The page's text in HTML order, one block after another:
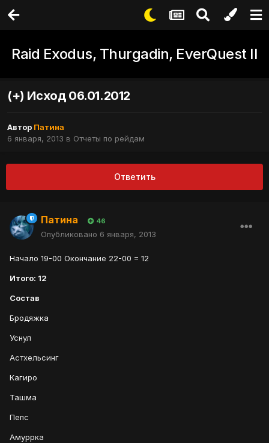
Raid Exodus, Thurgadin, EverQuest II
(+) Исход 06.01.2012
Автор Патина
6 января, 2013 в Отчеты по рейдам
Ответить
Патина 46
Опубликовано 6 января, 2013
Начало 19-00 Окончание 22-00 = 12
Итого: 12
Состав
Бродяжка
Уснул
Астхельсинг
Кагиро
Ташма
Пепс
Амуррка